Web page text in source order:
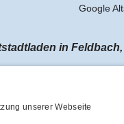
Google
in Feldbach,
unserer Webseite